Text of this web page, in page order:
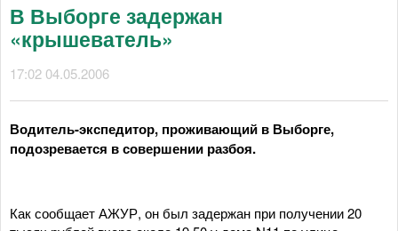
В Выборге задержан
«крышеватель»
17:02 04.05.2006
Водитель-экспедитор, проживающий в Выборге,
подозревается в совершении разбоя.
Как сообщает АЖУР, он был задержан при получении 20